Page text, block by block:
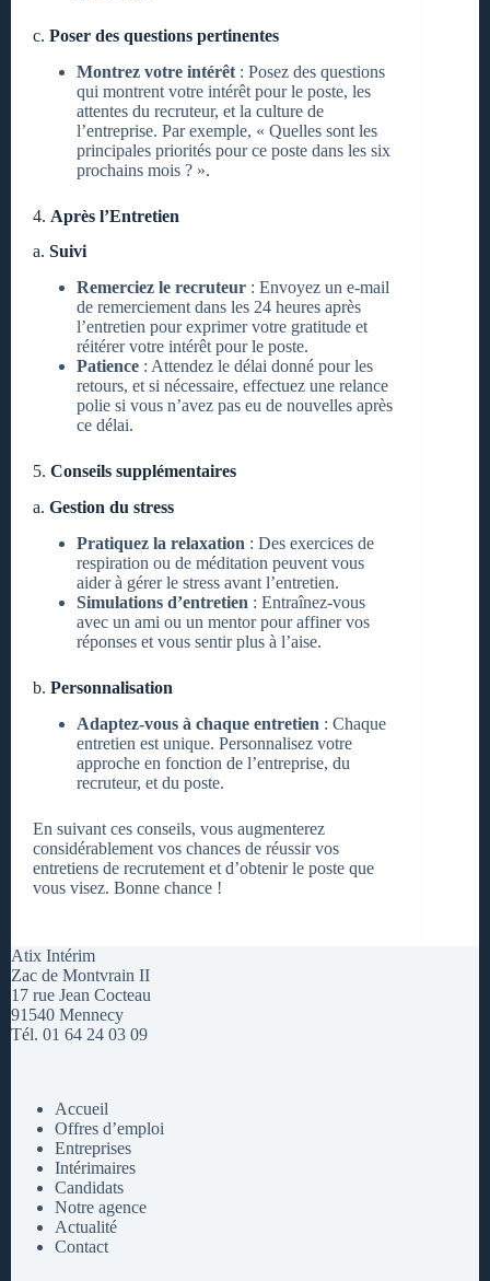
c. Poser des questions pertinentes
Montrez votre intérêt : Posez des questions
qui montrent votre intérêt pour le poste, les
attentes du recruteur, et la culture de
l’entreprise. Par exemple, « Quelles sont les
principales priorités pour ce poste dans les six
prochains mois ? ».
4. Après l’Entretien
a. Suivi
Remerciez le recruteur : Envoyez un e-mail
de remerciement dans les 24 heures après
l’entretien pour exprimer votre gratitude et
réitérer votre intérêt pour le poste.
Patience : Attendez le délai donné pour les
retours, et si nécessaire, effectuez une relance
polie si vous n’avez pas eu de nouvelles après
ce délai.
5. Conseils supplémentaires
a. Gestion du stress
Pratiquez la relaxation : Des exercices de
respiration ou de méditation peuvent vous
aider à gérer le stress avant l’entretien.
Simulations d’entretien : Entraînez-vous
avec un ami ou un mentor pour affiner vos
réponses et vous sentir plus à l’aise.
b. Personnalisation
Adaptez-vous à chaque entretien : Chaque
entretien est unique. Personnalisez votre
approche en fonction de l’entreprise, du
recruteur, et du poste.
En suivant ces conseils, vous augmenterez
considérablement vos chances de réussir vos
entretiens de recrutement et d’obtenir le poste que
vous visez. Bonne chance !
Atix Intérim
Zac de Montvrain II
17 rue Jean Cocteau
91540 Mennecy
Tél. 01 64 24 03 09
Accueil
Offres d’emploi
Entreprises
Intérimaires
Candidats
Notre agence
Actualité
Contact